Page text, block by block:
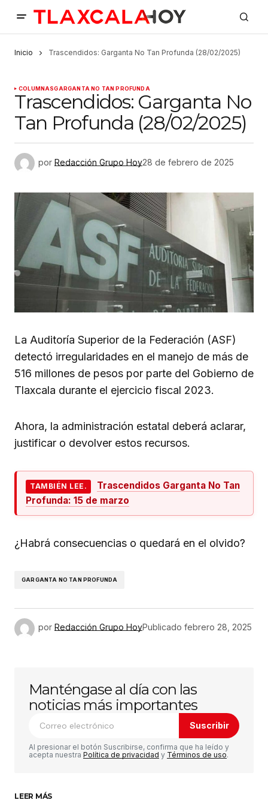
Inicio Trascendidos: Garganta No Tan Profunda (28/02/2025)
COLUMNASGARGANTA NO TAN PROFUNDA
Trascendidos: Garganta No
Tan Profunda (28/02/2025)
por Redacción Grupo Hoy28 de febrero de 2025
La Auditoría Superior de la Federación (ASF)
detectó irregularidades en el manejo de más de
516 millones de pesos por parte del Gobierno de
Tlaxcala durante el ejercicio fiscal 2023.
Ahora, la administración estatal deberá aclarar,
justificar o devolver estos recursos.
TAMBIÉN LEE.
Trascendidos Garganta No Tan
Profunda: 15 de marzo
¿Habrá consecuencias o quedará en el olvido?
GARGANTA NO TAN PROFUNDA
por Redacción Grupo HoyPublicado febrero 28, 2025
Manténgase al día con las
noticias más importantes
Suscribir
Al presionar el botón Suscribirse, confirma que ha leído y
acepta nuestra Política de privacidad y Términos de uso.
LEER MÁS